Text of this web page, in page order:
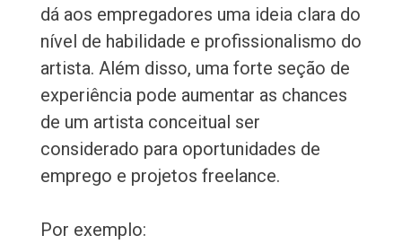
dá aos empregadores uma ideia clara do
nível de habilidade e profissionalismo do
artista. Além disso, uma forte seção de
experiência pode aumentar as chances
de um artista conceitual ser
considerado para oportunidades de
emprego e projetos freelance.
Por exemplo: